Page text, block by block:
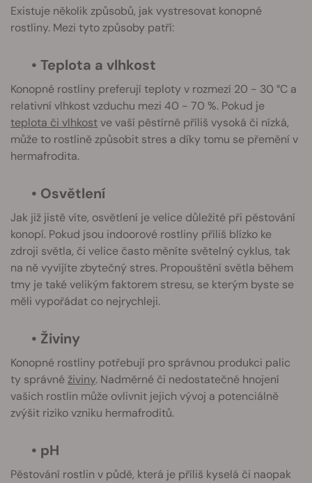
Existuje několik způsobů, jak vystresovat konopné
rostliny. Mezi tyto způsoby patří:
• Teplota a vlhkost
Konopné rostliny preferují teploty v rozmezí 20 - 30 °C a
relativní vlhkost vzduchu mezi 40 - 70 %. Pokud je
teplota či vlhkostve vaší pěstírně příliš vysoká či nízká,
může to rostlině způsobit stres a díky tomu se přemění v
hermafrodita.
• Osvětlení
Jak již jistě víte, osvětlení je velice důležité při pěstování
konopí. Pokud jsou indoorové rostliny příliš blízko ke
zdroji světla, či velice často měníte světelný cyklus, tak
na ně vyvíjíte zbytečný stres. Propouštění světla během
tmy je také velikým faktorem stresu, se kterým byste se
měli vypořádat co nejrychleji.
• Živiny
Konopné rostliny potřebují pro správnou produkci palic
ty správnéživiny. Nadměrné či nedostatečné hnojení
vašich rostlin může ovlivnit jejich vývoj a potenciálně
zvýšit riziko vzniku hermafroditů.
• pH
Pěstování rostlin v půdě, která je příliš kyselá či naopak